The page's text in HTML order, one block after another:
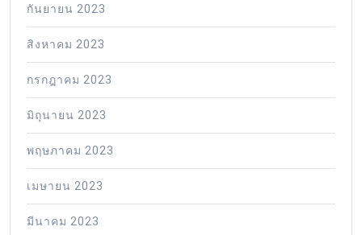
กันยายน 2023
สิงหาคม 2023
กรกฎาคม 2023
มิถุนายน 2023
พฤษภาคม 2023
เมษายน 2023
มีนาคม 2023